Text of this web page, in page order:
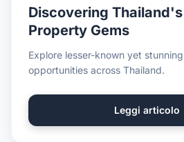
Discovering
Property Gems
Explore lesser-known yet
opportunities across Thailand.
Leggi articolo